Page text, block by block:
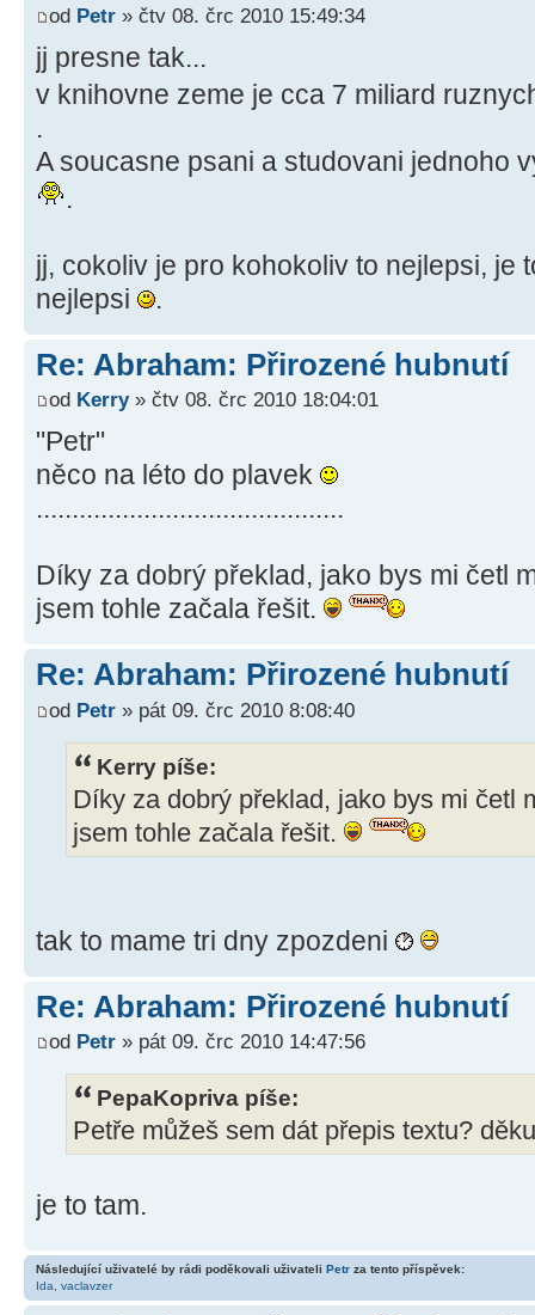
od Petr » čtv 08. črc 2010 15:49:34
jj presne tak...
v knihovne zeme je cca 7 miliard
.
A soucasne psani a studovani jednoho
.
jj, cokoliv je pro kohokoliv to nejlepsi, je
nejlepsi
.
Re: Abraham: Přirozené hubnutí
od Kerry» čtv 08. črc 2010 18:04:01
"Petr"
něco na léto do plavek
...........................................
Díky za dobrý překlad, jako bys mi četl
jsem tohle začala řešit.
Re: Abraham: Přirozené hubnutí
od Petr » pát 09. črc 2010 8:08:40
Kerry píše:
Díky za dobrý překlad, jako bys mi četl
jsem tohle začala řešit.
tak to mame tri dny zpozdeni
Re: Abraham: Přirozené hubnutí
od Petr » pát 09. črc 2010 14:47:56
PepaKopriva píše:
Petře můžeš sem dát přepis textu?
je to tam.
Následující uživatelé by rádi poděkovali uživateli Petr za tento příspěvek:
Ida
vaclavzer